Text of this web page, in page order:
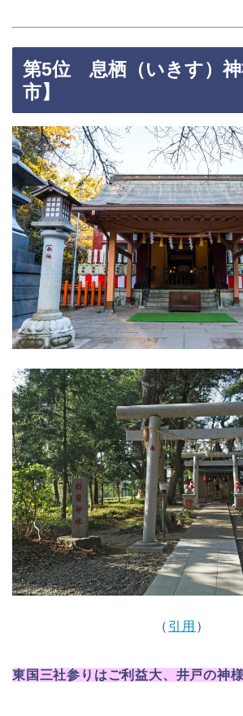
第5位 息栖（いきす）神
市】
（ 引用 ）
東国三社参りはご利益大、井戸の神